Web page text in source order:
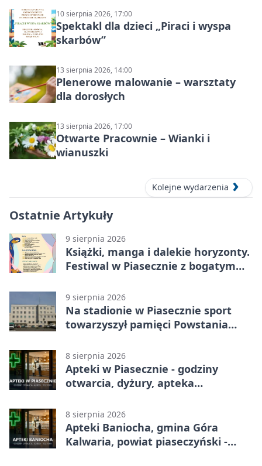
10 sierpnia 2026, 17:00
Spektakl dla dzieci „Piraci i wyspa
skarbów”
13 sierpnia 2026, 14:00
Plenerowe malowanie – warsztaty
dla dorosłych
13 sierpnia 2026, 17:00
Otwarte Pracownie – Wianki i
wianuszki
Kolejne wydarzenia
Ostatnie Artykuły
9 sierpnia 2026
Książki, manga i dalekie horyzonty.
Festiwal w Piasecznie z bogatym
9 sierpnia 2026
Na stadionie w Piasecznie sport
towarzyszył pamięci Powstania
8 sierpnia 2026
Apteki w Piasecznie - godziny
otwarcia, dyżury, apteka
8 sierpnia 2026
Apteki Baniocha, gmina Góra
Kalwaria, powiat piaseczyński -